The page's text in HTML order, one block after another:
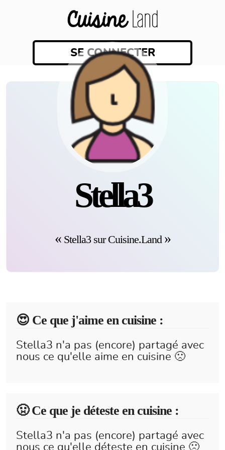
SE CONNECTER
Stella3
Stella3 sur Cuisine.Land
😍️ Ce que j'aime en cuisine :
Stella3 n'a pas (encore) partagé avec
nous ce qu'elle aime en cuisine 🙁
🤢 Ce que je déteste en cuisine :
Stella3 n'a pas (encore) partagé avec
nous ce qu'elle déteste en cuisine 🙁